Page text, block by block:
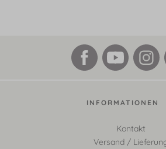
INFORMATIONEN
Kontakt
Versand /